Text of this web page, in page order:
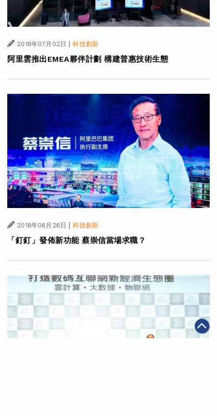
2018年07月02日 | 科技創新
阿里雲推出EMEA夥伴計劃 構建普惠技術生態
2018年06月26日 科技創新
「釘釘」發佈新功能 蔡崇信當場求職？